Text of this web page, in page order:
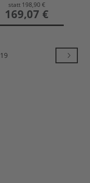
statt 198,90 €
preis
169,07 €
19